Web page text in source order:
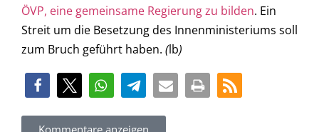
ÖVP, eine gemeinsame Regierung zu bilden. Ein
Streit um die Besetzung des Innenministeriums soll
zum Bruch geführt haben. (lb)